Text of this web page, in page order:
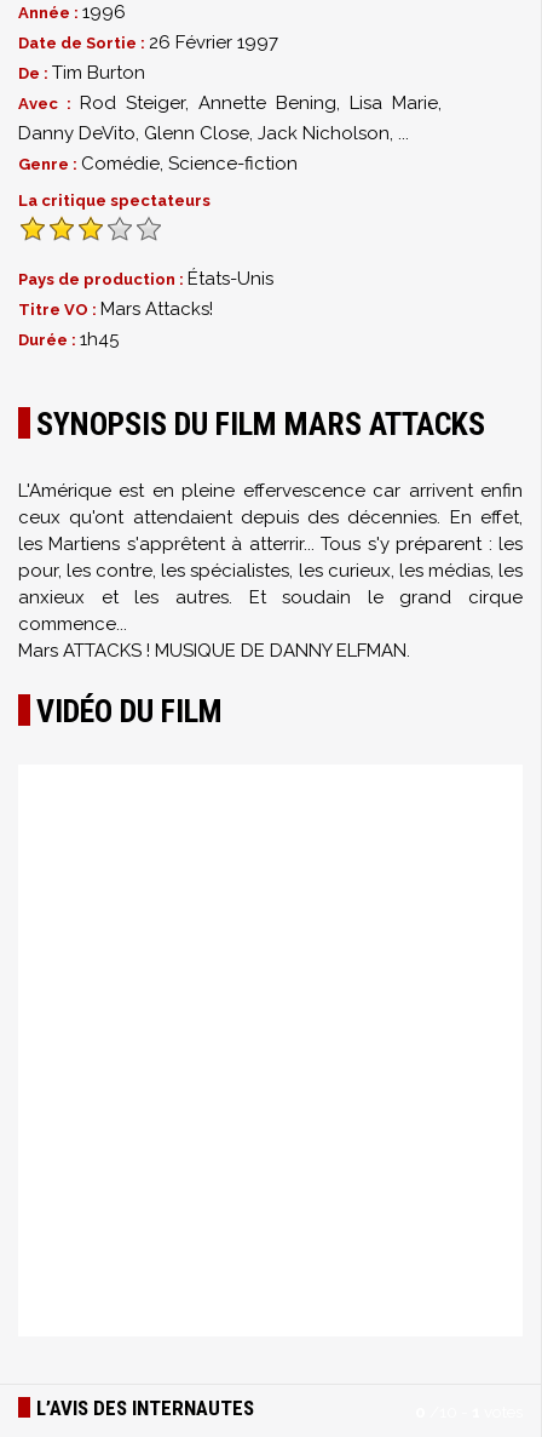
Année : 1996
Date de Sortie : 26 Février 1997
De : Tim Burton
Avec : Rod Steiger, Annette Bening, Lisa Marie,
Danny DeVito, Glenn Close, Jack Nicholson, ...
Genre : Comédie, Science-fiction
La critique spectateurs
Pays de production : États-Unis
Titre VO : Mars Attacks!
Durée : 1h45
SYNOPSIS DU FILM MARS ATTACKS
L'Amérique est en pleine effervescence car arrivent enfin
ceux qu'ont attendaient depuis des décennies. En effet,
les Martiens s'apprêtent à atterrir... Tous s'y préparent : les
pour, les contre, les spécialistes, les curieux, les médias, les
anxieux et les autres. Et soudain le grand cirque
commence...
Mars ATTACKS ! MUSIQUE DE DANNY ELFMAN.
VIDÉO DU FILM
L’AVIS DES INTERNAUTES